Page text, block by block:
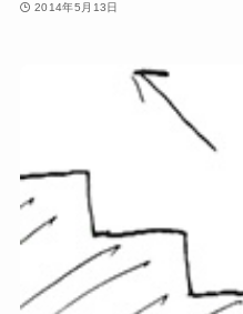
2014年5月13日